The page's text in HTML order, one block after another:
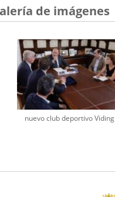
de imágenes
nuevo club deportivo Viding